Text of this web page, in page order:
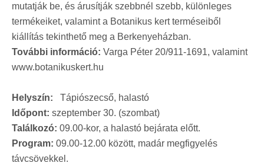
mutatják be, és árusítják szebbnél szebb, különleges
termékeiket, valamint a Botanikus kert terméseiből
kiállítás tekinthető meg a Berkenyeházban.
További információ: Varga Péter 20/911-1691, valamint
www.botanikuskert.hu
Helyszín:
Tápiószecső, halastó
Időpont: szeptember 30. (szombat)
Találkozó: 09.00-kor, a halastó bejárata előtt.
Program: 09.00-12.00 között, madár megfigyelés
távcsövekkel.